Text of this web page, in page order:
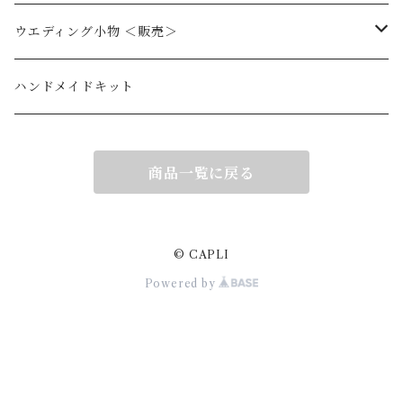
スレンダーライン
マーメイドライン
ウエディング小物 ＜販売＞
リングピロゥ
ハンドメイドキット
商品一覧に戻る
© CAPLI
Powered by